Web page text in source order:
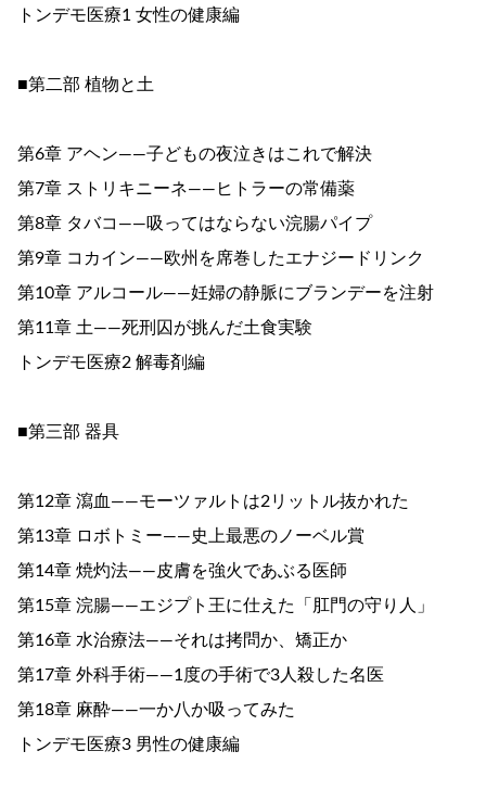
トンデモ医療1 女性の健康編
■第二部 植物と土
第6章 アヘン――子どもの夜泣きはこれで解決
第7章 ストリキニーネ――ヒトラーの常備薬
第8章 タバコ――吸ってはならない浣腸パイプ
第9章 コカイン――欧州を席巻したエナジードリンク
第10章 アルコール――妊婦の静脈にブランデーを注射
第11章 土――死刑囚が挑んだ土食実験
トンデモ医療2 解毒剤編
■第三部 器具
第12章 瀉血――モーツァルトは2リットル抜かれた
第13章 ロボトミー――史上最悪のノーベル賞
第14章 焼灼法――皮膚を強火であぶる医師
第15章 浣腸――エジプト王に仕えた「肛門の守り人」
第16章 水治療法――それは拷問か、矯正か
第17章 外科手術――1度の手術で3人殺した名医
第18章 麻酔――一か八か吸ってみた
トンデモ医療3 男性の健康編